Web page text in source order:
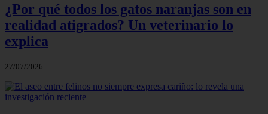
¿Por qué todos los gatos naranjas son en
realidad atigrados? Un veterinario lo
explica
27/07/2026